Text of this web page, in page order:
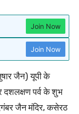
Join Now
Join Now
जैन) यूपी के
पर्व के शुभ
जैन मंदिर, कसेरठ